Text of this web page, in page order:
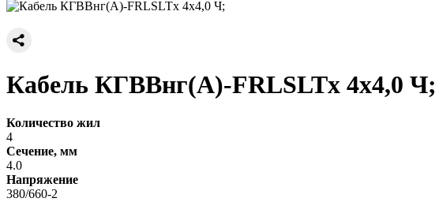
Кабель КГВВнг(А)-FRLSLTx 4х4,0 Ч;
Количество жил
4
Сечение, мм
4.0
Напряжение
380/660-2